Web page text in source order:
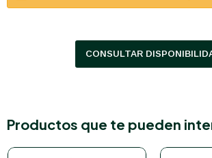
CONSULTAR
Productos que te pueden